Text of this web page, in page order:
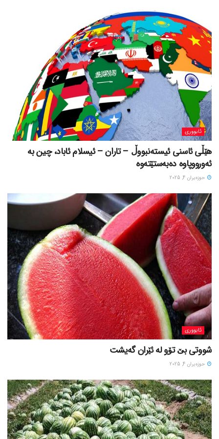
ئابووری
هێڵی ئاسنی ئیستەنبووڵ – تاران – ئیسلام ئاباد، چین بە
ئەورووپاوە دەبەستێتەوە
حوزه‌یران 4, 2025
ئابووری
شووتی بێ تۆو لە ئێران گەیشت
حوزه‌یران 4, 2025